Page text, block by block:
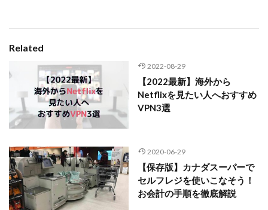
Related
2022-08-29
【2022最新】海外から
Netflixを見たい人へおすすめ
VPN3選
2020-06-29
【保存版】カナダスーパーで
セルフレジを使いこなそう！
お会計の手順を徹底解説